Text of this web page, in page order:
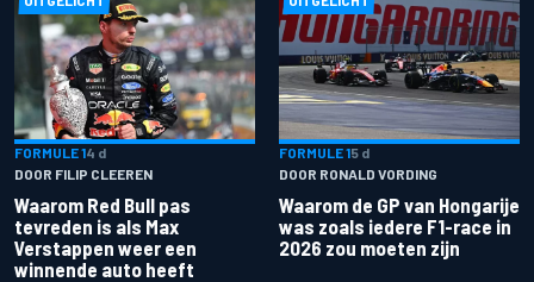
FORMULE 14 d
DOOR FILIP CLEEREN
Waarom Red Bull pas
tevreden is als Max
Verstappen weer een
winnende auto heeft
FORMULE 15 d
DOOR RONALD VORDING
Waarom de GP van Hongarije
was zoals iedere F1-race in
2026 zou moeten zijn